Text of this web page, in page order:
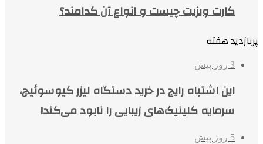
کارت ویزیت چیست و انواع آن کدامند؟
پربازدید هفته
3 روز پیش
این اشتباه رایج در خرید دستگاه لیزر کیوسوئیچ،
سرمایه کلینیک‌های زیبایی را نابود می‌کند!
5 روز پیش